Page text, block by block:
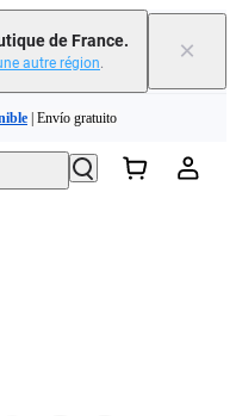
de France.
autre région. ×
with our experts now!
| Envío gratuito